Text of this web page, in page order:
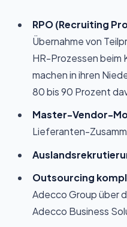
RPO (Recruiting
Übernahme von
HR-Prozessen beim
machen in ihren
80 bis 90 Prozent
Master-Vendor-
Lieferanten-
Outsourcing
Adecco Group über
Adecco Business